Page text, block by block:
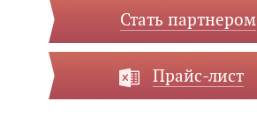
Стать партнером
Прайс-лист